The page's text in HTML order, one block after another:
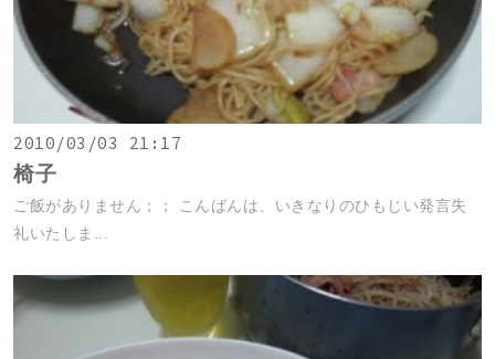
2010/03/03 21:17
椅子
ご飯がありません；； こんばんは、いきなりのひもじい発言失
礼いたしま...